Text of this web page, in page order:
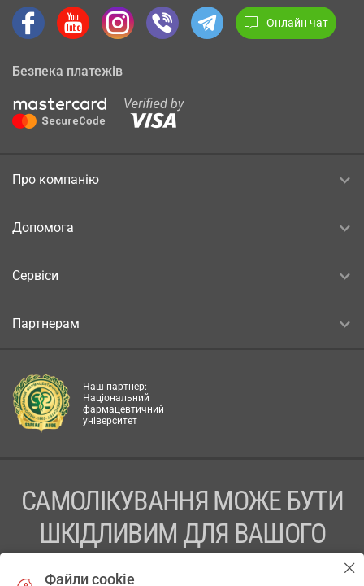
Онлайн чат
Безпека платежів
Про компанію
Допомога
Сервіси
Партнерам
Наш партнер:
Національний
фармацевтичний
університет
САМОЛІКУВАННЯ МОЖЕ БУТИ
ШКІДЛИВИМ ДЛЯ ВАШОГО
Файли cookie